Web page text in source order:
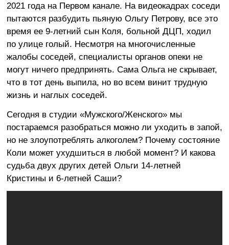
2021 года на Первом канале. На видеокадрах соседи
пытаются разбудить пьяную Ольгу Петрову, все это
время ее 9-летний сын Коля, больной ДЦП, ходил
по улице голый. Несмотря на многочисленные
жалобы соседей, специалисты органов опеки не
могут ничего предпринять. Сама Ольга не скрывает,
что в тот день выпила, но во всем винит трудную
жизнь и наглых соседей.
Сегодня в студии «Мужского/Женского» мы
постараемся разобраться можно ли уходить в запой,
но не злоупотреблять алкоголем? Почему состояние
Коли может ухудшиться в любой момент? И какова
судьба двух других детей Ольги 14-летней
Кристины и 6-летней Саши?